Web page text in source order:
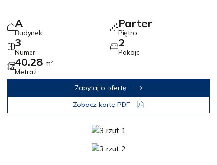
Budynek
A
Piętro
Parter
Numer
3
Pokoje
2
Metraż
40.28 m2
Zapytaj o ofertę
Zobacz kartę PDF